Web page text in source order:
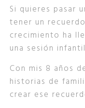
Si quieres pasar
tener un
crecimiento ha
una sesión
Con mis 8 años
historias de
crear ese